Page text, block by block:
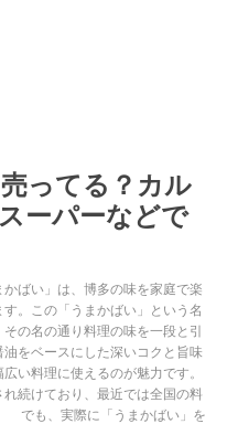
ってる？カル
ーパーなどで
ばい」は、博多の味を家庭で楽
。この「うまかばい」という名
の名の通り料理の味を一段と引
をベースにした深いコクと旨味
い料理に使えるのが魅力です。
続けており、最近では全国の料
でも、実際に「うまかばい」を